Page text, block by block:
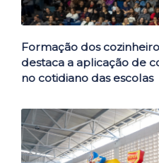
Formação dos
destaca a aplicação de
no cotidiano das escolas